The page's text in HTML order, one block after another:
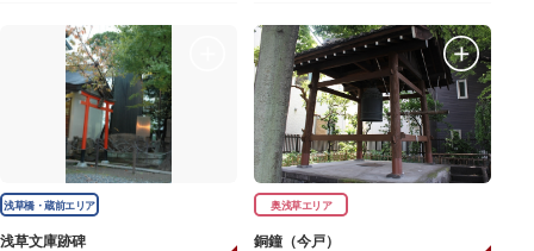
浅草橋・蔵前エリア
浅草文庫跡碑
奥浅草エリア
銅鐘（今戸）